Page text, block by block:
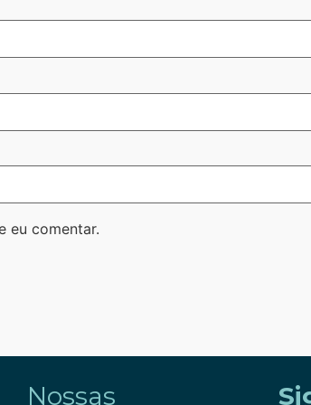
eu comentar.
Nossas